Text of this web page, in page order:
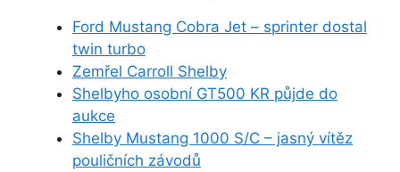
Ford Mustang Cobra Jet – sprinter dostal
twin turbo
Zemřel Carroll Shelby
Shelbyho osobní GT500 KR půjde do
aukce
Shelby Mustang 1000 S/C – jasný vítěz
pouličních závodů